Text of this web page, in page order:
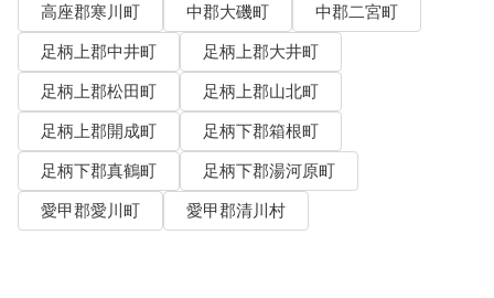
高座郡寒川町
中郡大磯町
中郡二宮町
足柄上郡中井町
足柄上郡大井町
足柄上郡松田町
足柄上郡山北町
足柄上郡開成町
足柄下郡箱根町
足柄下郡真鶴町
足柄下郡湯河原町
愛甲郡愛川町
愛甲郡清川村